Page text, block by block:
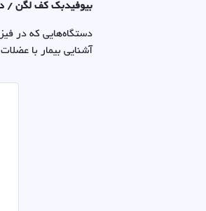
بیوفیدبک کف لگن /
آشنایی بیمار با